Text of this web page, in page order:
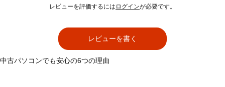
レビューを評価するには ログインが必要です。
レビューを書く
中古パソコンでも安心の6つの理由